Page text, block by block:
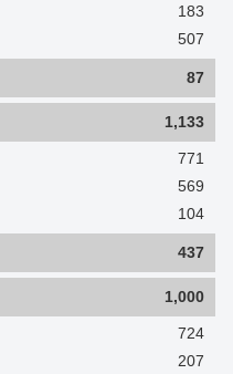
183
507
87
1,133
771
569
104
437
1,000
724
207